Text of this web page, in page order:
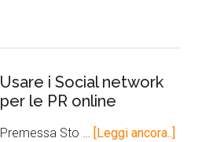
Usare i Social network
per le PR online
Premessa Sto … [Leggi ancora..]